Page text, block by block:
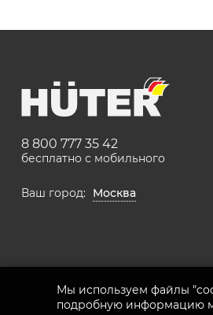
8 800 777 35 42
бесплатно с мобильного
Ваш город: Москва
Мы используем файлы
подробную информацию